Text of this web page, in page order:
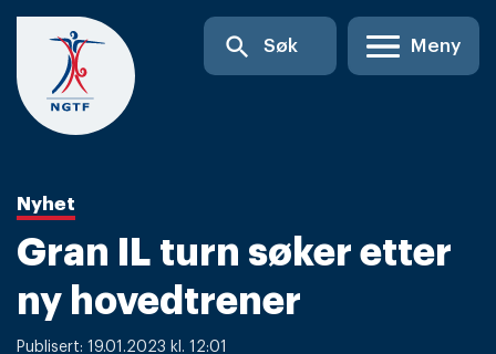
Skip
content
search Søk Meny
Nyhet
Gran IL turn søker etter
ny hovedtrener
Publisert: 19.01.2023 kl. 12:01